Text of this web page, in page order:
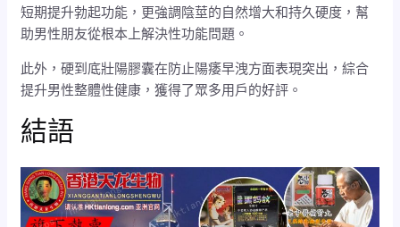
短期提升勃起功能，更強調陰莖的自然增大和持久硬度，幫
助男性朋友從根本上解決性功能問題。
此外，硬到底壯陽膠囊在防止陽痿早洩方面表現突出，綜合
提升男性整體性健康，獲得了眾多用戶的好評。
結語